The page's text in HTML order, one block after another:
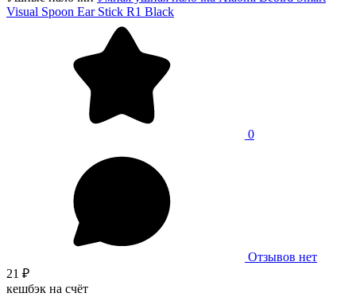
Visual Spoon Ear Stick R1 Black
0
Отзывов нет
21 ₽
кешбэк на счёт